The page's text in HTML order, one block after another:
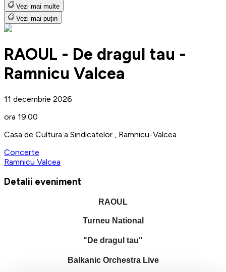
Vezi mai multe
Vezi mai puțin
RAOUL - De dragul tau -
Ramnicu Valcea
11 decembrie 2026
ora 19:00
Casa de Cultura a Sindicatelor , Ramnicu-Valcea
Concerte
Ramnicu Valcea
Detalii eveniment
RAOUL
Turneu National
"De dragul tau"
Balkanic Orchestra Live